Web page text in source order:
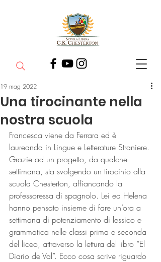
Una tirocinante nella
nostra scuola
19 mag 2022
Francesca viene da Ferrara ed è
laureanda in Lingue e Letterature Straniere.
Grazie ad un progetto, da qualche
settimana, sta svolgendo un tirocinio alla
scuola Chesterton, affiancando la
professoressa di spagnolo. Lei ed Helena
hanno pensato insieme di fare un’ora a
settimana di potenziamento di lessico e
grammatica nelle classi prima e seconda
del liceo, attraverso la lettura del libro “El
Diario de Val”. Ecco cosa scrive riguardo